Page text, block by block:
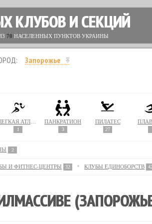
КЛУБОВ И СЕКЦИЙ
70 НАСЕЛЕННЫХ ПУНКТОВ УКРАИНЫ
Запорожье
1
ПАНКРАТИОН
3
ПИЛАТЕС
27
2
И ФИТНЕС-ЦЕНТРЫ 32 КЛУБЫ ЕДИНОБОРСТВ 42